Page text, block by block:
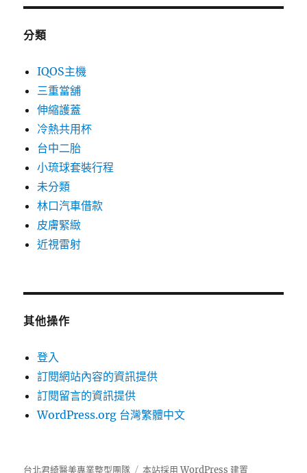
分類
IQOS主機
三重當舖
伸縮護蓋
冷熱共用杯
台中二胎
小琉球套裝行程
未分類
林口汽車借款
皮膚緊緻
近視雷射
其他操作
登入
訂閱網站內容的資訊提供
訂閱留言的資訊提供
WordPress.org 台灣繁體中文
台北君綺醫美專業整型團隊 本站採用 WordPress 建置